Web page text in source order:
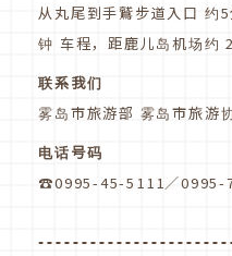
从丸尾到手鷲步道入口 约
钟 车程，距鹿儿岛机场约
联系我们
雾岛市旅游部 雾岛市旅游
电话号码
☎0995-45-5111／0995-